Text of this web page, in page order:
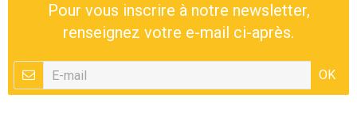
Pour vous inscrire à notre newsletter,
renseignez votre e-mail ci-après.
OK